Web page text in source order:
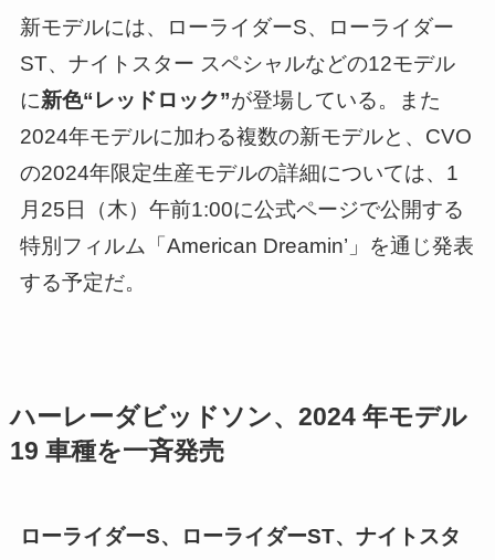
新モデルには、ローライダーS、ローライダー
ST、ナイトスター スペシャルなどの12モデル
に新色“レッドロック”が登場している。また
2024年モデルに加わる複数の新モデルと、CVO
の2024年限定生産モデルの詳細については、1
月25日（木）午前1:00に公式ページで公開する
特別フィルム「American Dreamin’」を通じ発表
する予定だ。
ハーレーダビッドソン、2024 年モデル
19 車種を一斉発売
ローライダーS、ローライダーST、ナイトスタ